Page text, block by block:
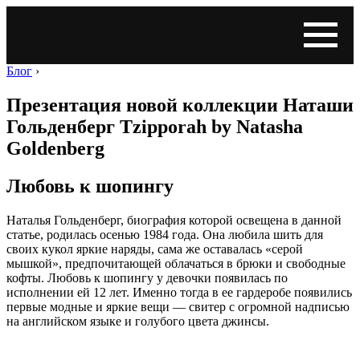
Блог ›
Презентация новой коллекции Наташи
Гольденберг Tzipporah by Natasha
Goldenberg
Любовь к шопингу
Наталья Гольденберг, биография которой освещена в данной
статье, родилась осенью 1984 года. Она любила шить для
своих кукол яркие наряды, сама же оставалась «серой
мышкой», предпочитающей облачаться в брюки и свободные
кофты. Любовь к шопингу у девочки появилась по
исполнении ей 12 лет. Именно тогда в ее гардеробе появились
первые модные и яркие вещи — свитер с огромной надписью
на английском языке и голубого цвета джинсы.